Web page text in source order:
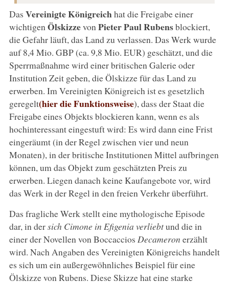
Das Vereinigte Königreichhat die Freigabe einer
wichtigen Ölskizzevon Pieter Paul Rubensblockiert,
die Gefahr läuft, das Land zu verlassen. Das Werk wurde
auf 8,4 Mio. GBP (ca. 9,8 Mio. EUR) geschätzt, und die
Sperrmaßnahme wird einer britischen Galerie oder
Institution Zeit geben, die Ölskizze für das Land zu
erwerben. Im Vereinigten Königreich ist es gesetzlich
geregelt(hier die Funktionsweise), dass der Staat die
Freigabe eines Objekts blockieren kann, wenn es als
hochinteressant eingestuft wird: Es wird dann eine Frist
eingeräumt (in der Regel zwischen vier und neun
Monaten), in der britische Institutionen Mittel aufbringen
können, um das Objekt zum geschätzten Preis zu
erwerben. Liegen danach keine Kaufangebote vor, wird
das Werk in der Regel in den freien Verkehr überführt.
Das fragliche Werk stellt eine mythologische Episode
dar, in dersich Cimone in Efigenia verliebtund die in
einer der Novellen von Boccaccios Decameron erzählt
wird. Nach Angaben des Vereinigten Königreichs handelt
es sich um ein außergewöhnliches Beispiel für eine
Ölskizze von Rubens. Diese Skizze hat eine starke